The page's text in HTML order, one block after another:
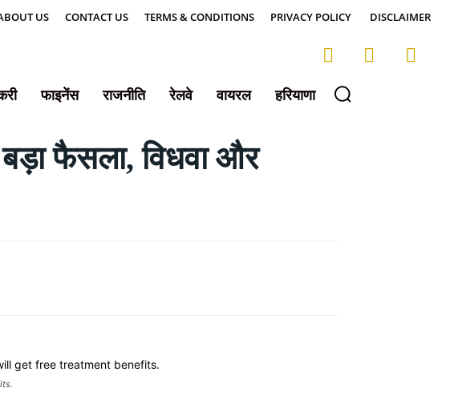
US CONTACT US TERMS & CONDITIONS PRIVACY POLICY DISCLAIMER
फाइनेंस राजनीति रेलवे वायरल हरियाणा
फैसला, विधवा और